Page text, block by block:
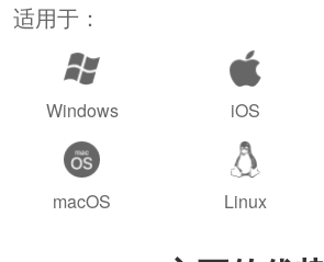
适用于：
Windows iOS
macOS Linux